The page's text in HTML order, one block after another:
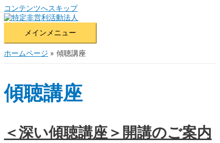
コンテンツへスキップ
メインメニュー
ホームページ 傾聴講座
傾聴講座
＜深い傾聴講座＞開講のご案内